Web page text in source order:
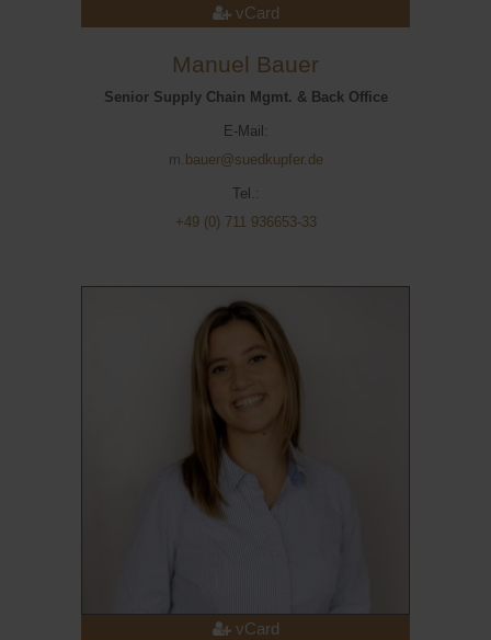
vCard
Manuel Bauer
Senior Supply Chain Mgmt. & Back Office
E-Mail:
m.bauer@suedkupfer.de
Tel.:
+49 (0) 711 936653-33
vCard